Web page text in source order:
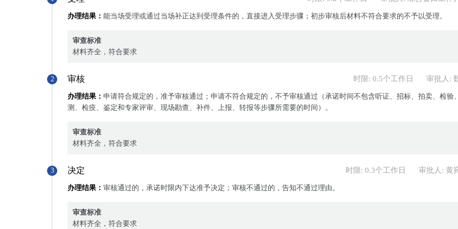
办理结果： 能当场受理或通过当场补正达到受理条件的，直接进入受理步骤；初步审核后材料不符合要求的不予以受理。
审查标准
材料齐全，符合要求
2 审核 时限: 0.5个工作日 审批人:
办理结果： 申请符合规定的，准予审核通过；申请不符合规定的，不予审核通过（承诺时间不包含听证、招标、拍卖、检验
测、检疫、鉴定和专家评审、现场勘查、补件、上报、转报等步骤所需要的时间）。
审查标准
材料齐全，符合要求
3 决定 时限: 0.3个工作日 审批人: 黄
办理结果： 审核通过的，承诺时限内下达准予决定；审核不通过的，告知不通过理由。
审查标准
材料齐全，符合要求